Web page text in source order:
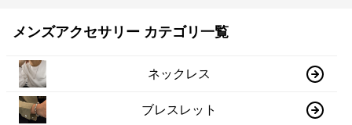
メンズアクセサリー カテゴリ一覧
ネックレス
ブレスレット